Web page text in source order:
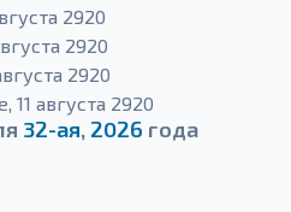
2920
2920
2920
11 августа 2920
32-ая, 2026 года